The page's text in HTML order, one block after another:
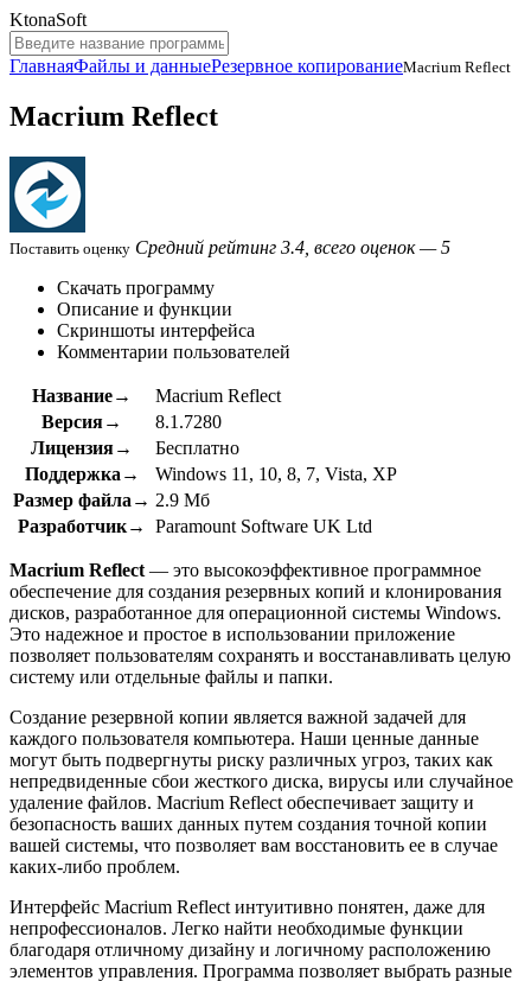
KtonaSoft
ГлавнаяФайлы и данныеРезервное копированиеMacrium Reflect
Macrium Reflect
Поставить оценку Средний рейтинг 3.4, всего оценок — 5
Скачать программу
Описание и функции
Скриншоты интерфейса
Комментарии пользователей
Название→
Macrium Reflect
Версия→
8.1.7280
Лицензия→
Бесплатно
Поддержка→
Windows 11, 10, 8, 7, Vista, XP
Размер файла→ 2.9 Мб
Разработчик→
Paramount Software UK Ltd
Macrium Reflect — это высокоэффективное программное
обеспечение для создания резервных копий и клонирования
дисков, разработанное для операционной системы Windows.
Это надежное и простое в использовании приложение
позволяет пользователям сохранять и восстанавливать целую
систему или отдельные файлы и папки.
Создание резервной копии является важной задачей для
каждого пользователя компьютера. Наши ценные данные
могут быть подвергнуты риску различных угроз, таких как
непредвиденные сбои жесткого диска, вирусы или случайное
удаление файлов. Macrium Reflect обеспечивает защиту и
безопасность ваших данных путем создания точной копии
вашей системы, что позволяет вам восстановить ее в случае
каких-либо проблем.
Интерфейс Macrium Reflect интуитивно понятен, даже для
непрофессионалов. Легко найти необходимые функции
благодаря отличному дизайну и логичному расположению
элементов управления. Программа позволяет выбрать разные